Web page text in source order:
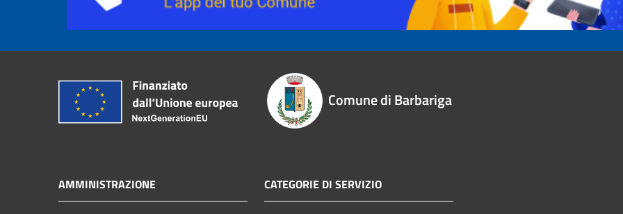
Comune di Barbariga
AMMINISTRAZIONE CATEGORIE DI SERVIZIO